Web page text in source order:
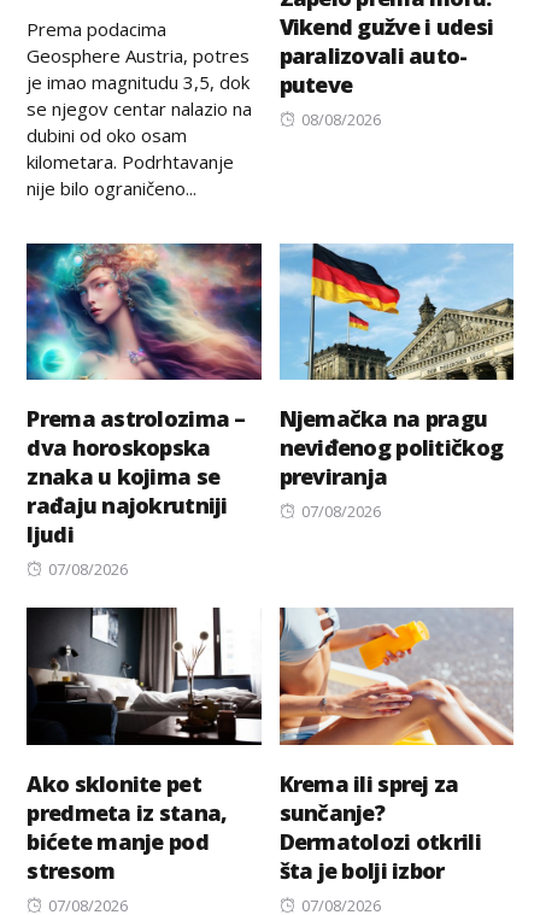
Prema podacima
Geosphere Austria, potres
je imao magnitudu 3,5, dok
se njegov centar nalazio na
dubini od oko osam
kilometara. Podrhtavanje
nije bilo ograničeno...
Vikend gužve i udesi
paralizovali auto-
puteve
Posted
08/08/2026
Prema astrolozima –
dva horoskopska
znaka u kojima se
rađaju najokrutniji
ljudi
Posted
07/08/2026
Njemačka na pragu
neviđenog političkog
previranja
Posted
07/08/2026
Ako sklonite pet
predmeta iz stana,
bićete manje pod
stresom
Posted
07/08/2026
Krema ili sprej za
sunčanje?
Dermatolozi otkrili
šta je bolji izbor
Posted
07/08/2026